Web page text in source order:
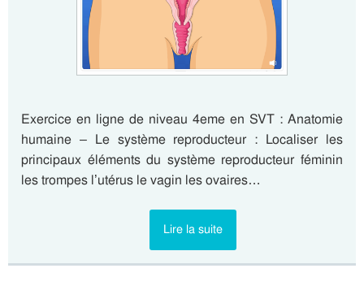
Exercice en ligne de niveau 4eme en SVT : Anatomie
humaine – Le système reproducteur : Localiser les
principaux éléments du système reproducteur féminin
les trompes l’utérus le vagin les ovaires…
Lire la suite